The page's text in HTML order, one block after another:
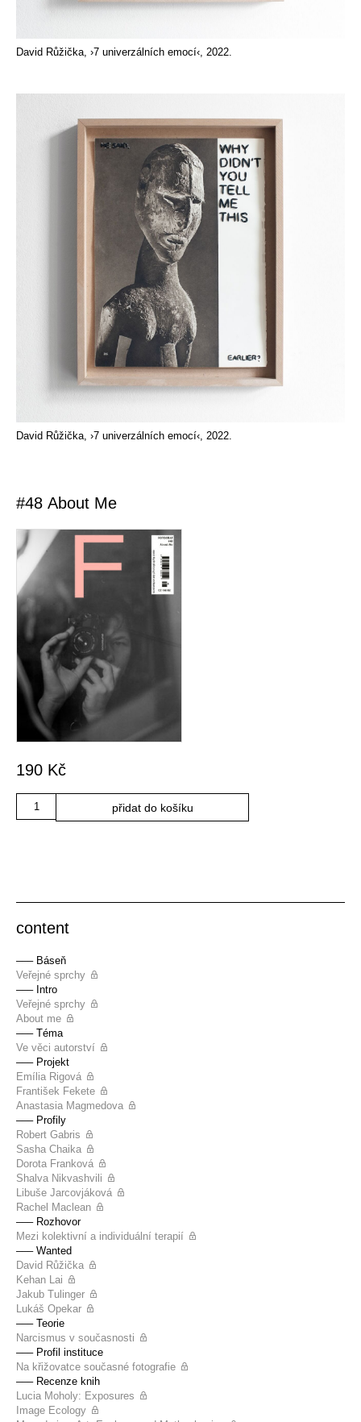
David Růžička, ›7 univerzálních emocí‹, 2022.
David Růžička, ›7 univerzálních emocí‹, 2022.
#48 About Me
190 Kč
Množství
přidat do košíku
content
––– Báseň
Veřejné sprchy
––– Intro
Veřejné sprchy
About me
––– Téma
Ve věci autorství
––– Projekt
Emília Rigová
František Fekete
Anastasia Magmedova
––– Profily
Robert Gabris
Sasha Chaika
Dorota Franková
Shalva Nikvashvili
Libuše Jarcovjáková
Rachel Maclean
––– Rozhovor
Mezi kolektivní a individuální terapií
––– Wanted
David Růžička
Kehan Lai
Jakub Tulinger
Lukáš Opekar
––– Teorie
Narcismus v současnosti
––– Profil instituce
Na křižovatce současné fotografie
––– Recenze knih
Lucia Moholy: Exposures
Image Ecology